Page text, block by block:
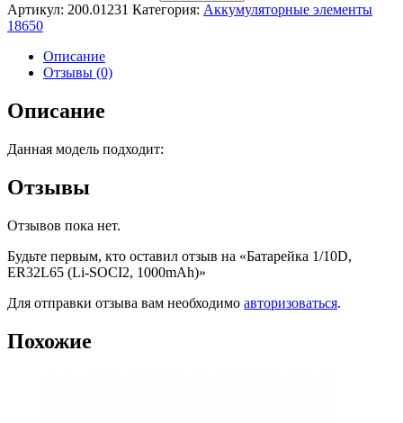
Артикул: 200.01231 Категория: Аккумуляторные элементы
18650
Описание
Отзывы (0)
Описание
Данная модель подходит:
Отзывы
Отзывов пока нет.
Будьте первым, кто оставил отзыв на «Батарейка 1/10D,
ER32L65 (Li-SOCI2, 1000mAh)»
Для отправки отзыва вам необходимо авторизоваться.
Похожие